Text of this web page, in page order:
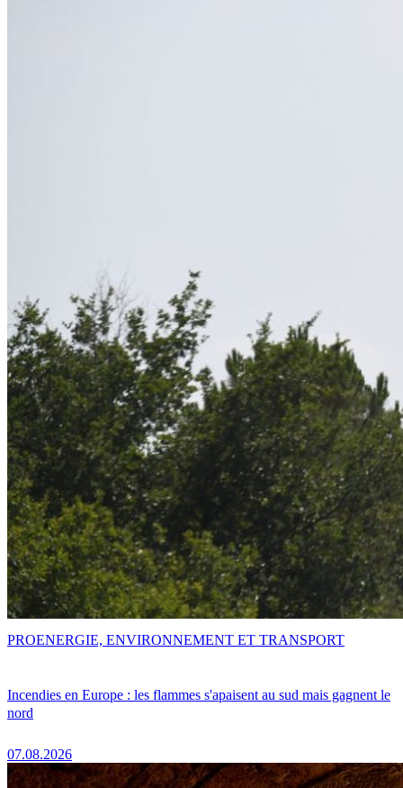
Incendies en Europe : les flammes s'apaisent au sud mais gagnent le
nord
07.08.2026
PROENERGIE, ENVIRONNEMENT ET TRANSPORT